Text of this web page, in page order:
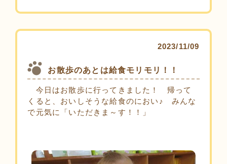
2023/11/09
お散歩のあとは給食モリモリ！！
今日はお散歩に行ってきました！ 帰って
くると、おいしそうな給食のにおい♪ みんな
で元気に「いただきま～す！！」